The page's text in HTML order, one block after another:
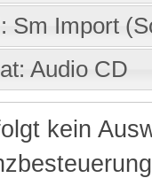
Sm Import
Audio CD
kein